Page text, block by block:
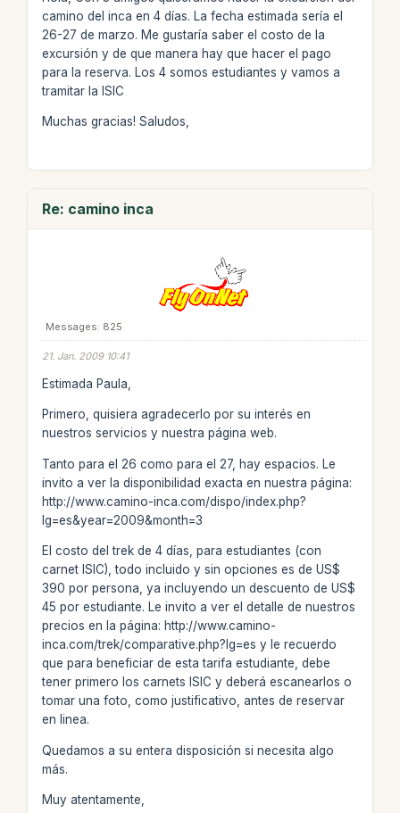
camino del inca en 4 días. La fecha estimada sería el
26-27 de marzo. Me gustaría saber el costo de la
excursión y de que manera hay que hacer el pago
para la reserva. Los 4 somos estudiantes y vamos a
tramitar la ISIC
Muchas gracias! Saludos,
Re: camino inca
Messages: 825
21. Jan. 2009 10:41
Estimada Paula,
Primero, quisiera agradecerlo por su interés en
nuestros servicios y nuestra página web.
Tanto para el 26 como para el 27, hay espacios. Le
invito a ver la disponibilidad exacta en nuestra página:
http://www.camino-inca.com/dispo/index.php?
lg=es&year=2009&month=3
El costo del trek de 4 días, para estudiantes (con
carnet ISIC), todo incluido y sin opciones es de US$
390 por persona, ya incluyendo un descuento de US$
45 por estudiante. Le invito a ver el detalle de nuestros
precios en la página: http://www.camino-
inca.com/trek/comparative.php?lg=es y le recuerdo
que para beneficiar de esta tarifa estudiante, debe
tener primero los carnets ISIC y deberá escanearlos o
tomar una foto, como justificativo, antes de reservar
en linea.
Quedamos a su entera disposición si necesita algo
más.
Muy atentamente,